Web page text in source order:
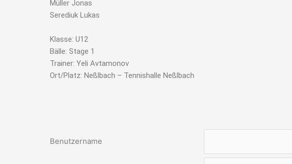
Müller Jonas
Serediuk Lukas
Klasse: U12
Bälle: Stage 1
Trainer: Yeli Avtamonov
Ort/Platz: Neßlbach – Tennishalle Neßlbach
Benutzername